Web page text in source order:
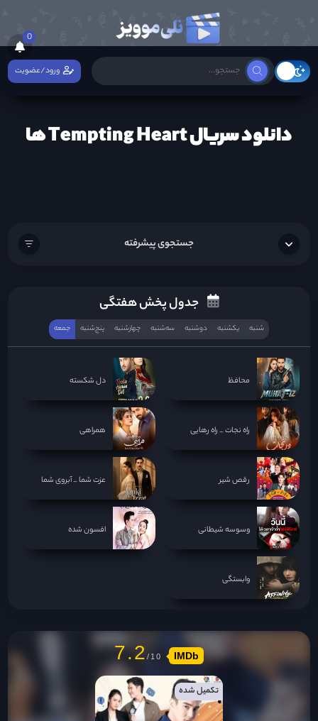
0
ورود/عضویت
دانلود سریال Tempting Heart ها
جستجوی پیشرفته
جدول پخش هفتگی
شنبه یکشنبه دوشنبه سه‌‌شنبه چهارشنبه پنج‌شنبه جمعه
محافظ دل شکسته
راه نجات _ راه رهایی همراهی
رقص شیر عزت شما _ آبروی شما
وسوسه شیطانی افسون شده
وابستگی
7.2 IMDb
تکمیل شده